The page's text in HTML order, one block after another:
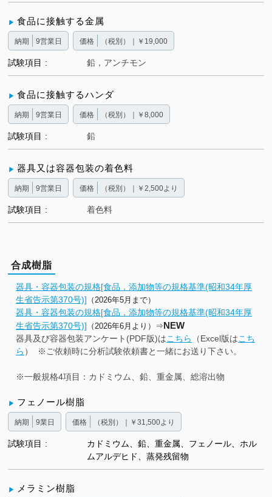
食品に接触する金属
納期 9営業日 価格 （税別）｜￥19,000
試験項目 鉛，アンチモン
食品に接触するハンダ
納期 9営業日 価格 （税別）｜￥8,000
試験項目 鉛
器具又は容器包装の着色料
納期 9営業日 価格 （税別）｜￥2,500より
試験項目 着色料
合成樹脂
器具・容器包装の規格[食品，添加物等の規格基準(昭和34年厚
生省告示第370号)] （2026年5月まで）
器具・容器包装の規格[食品，添加物等の規格基準(昭和34年厚
生省告示第370号)] （2026年6月より）⇒NEW
器具及び容器包装アンケート(PDF版)はこちら （Excel版はこち
ら ） ※ご依頼時に分析試験依頼書と一緒にお送り下さい。
※一般規格4項目：カドミウム、鉛、重金属、総溶出物
フェノール樹脂
納期 9業日 価格 （税別）｜￥31,500より
試験項目
カドミウム、鉛、重金属、フェノール、ホル
ムアルデヒド、蒸発残留物
メラミン樹脂